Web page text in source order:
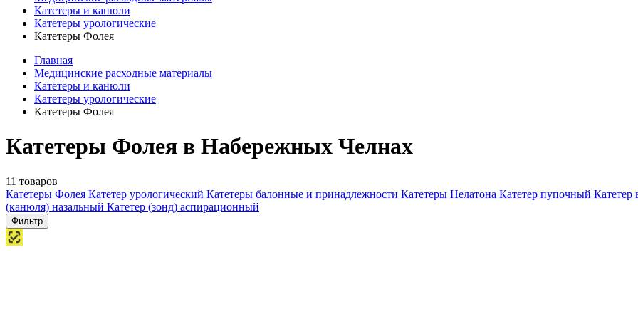
Катетеры и канюли
Катетеры урологические
Катетеры Фолея
Главная
Медицинские расходные материалы
Катетеры и канюли
Катетеры урологические
Катетеры Фолея
Катетеры Фолея в Набережных Челнах
11 товаров
Катетеры Фолея Катетер урологический Катетеры балонные и принадлежности Катетеры Нелатона Катетер пупочный Катетер
(канюля) назальный Катетер (зонд) аспирационный
Фильтр